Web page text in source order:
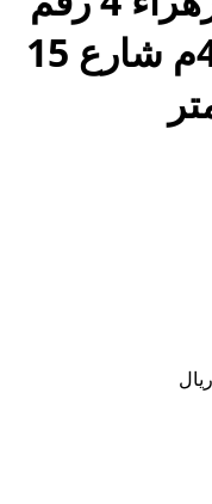
119 المساحة 450.52م شارع 15